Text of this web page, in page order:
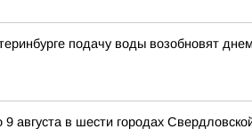
подачу воды возобновят
августа в шести городах